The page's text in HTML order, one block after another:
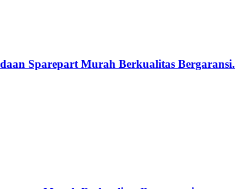
Sparepart Murah Berkualitas Bergaransi.